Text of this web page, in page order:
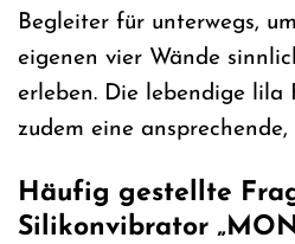
Begleiter für unterwegs,
eigenen vier Wände
erleben. Die lebendige lila
zudem eine
Häufig gestellte
Silikonvibrator